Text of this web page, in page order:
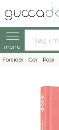
menu
Forside Cd Pop